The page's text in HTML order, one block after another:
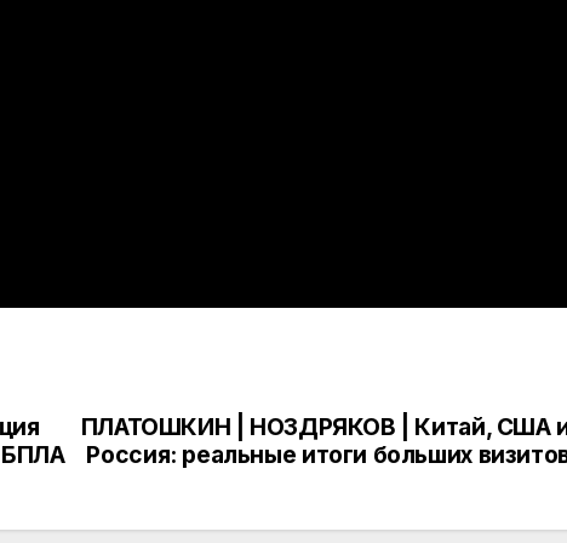
ПЛАТОШКИН | НОЗДРЯКОВ | Китай, США
Россия: реальные итоги больших
БПЛА